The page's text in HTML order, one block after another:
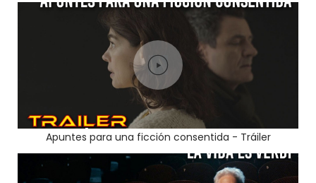
Apuntes para una ficción consentida - Tráiler